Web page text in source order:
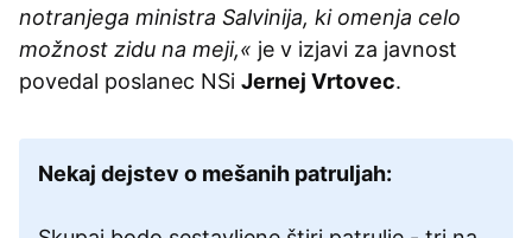
notranjega ministra Salvinija, ki omenja celo
možnost zidu na meji,« je v izjavi za javnost
povedal poslanec NSi Jernej Vrtovec.
Nekaj dejstev o mešanih patruljah: